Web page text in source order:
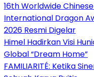
16th Worldwide
International Dragon
2026 Resmi Digelar
Himel Hadirkan Visi
Global “Dream Home”
FAMILIARITÉ: Ketika